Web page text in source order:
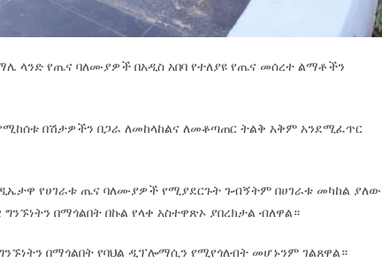
ላንድ የጤና ባለሙያዎች በአዲስ አበባ የተለያዩ የጤና መሰረተ ልማቶችን
በሽታዎችን በጋራ ለመከላከልና ለመቆጣጠር ትልቅ አቅም አንደሚፈጥር
የሀገራቱ ጤና ባለሙያዎች የሚያደርጉት ጉብኝትም በሀገራቱ መካከል
በማጎልበት በኩል የላቀ አስተዋጽኦ ያበረክታል ብለዋል።
በማጎልበት የባህል ዲፕሎማሲን የሚየጎለብት መሆኑንም ገልጸዋል።